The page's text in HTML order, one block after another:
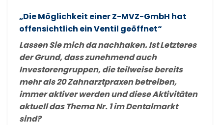
„Die Möglichkeit einer Z-MVZ-GmbH hat
offensichtlich ein Ventil geöffnet“
Lassen Sie mich da nachhaken. Ist Letzteres
der Grund, dass zunehmend auch
Investorengruppen, die teilweise bereits
mehr als 20 Zahnarztpraxen betreiben,
immer aktiver werden und diese Aktivitäten
aktuell das Thema Nr. 1 im Dentalmarkt
sind?